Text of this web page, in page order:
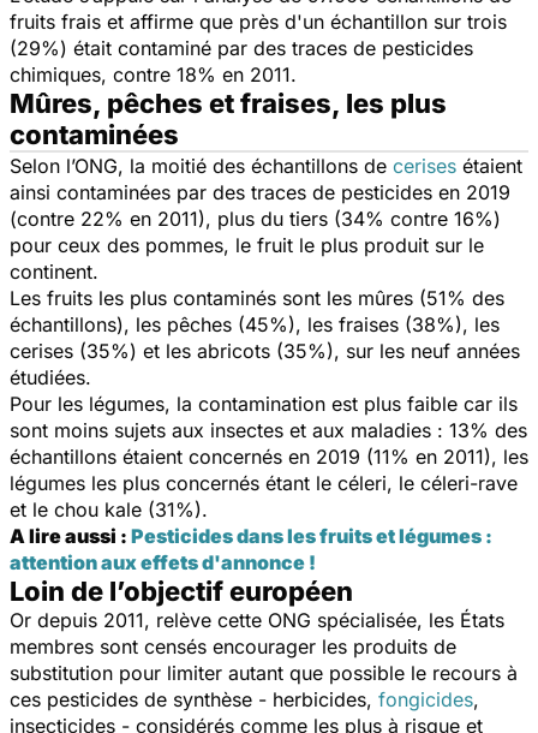
fruits frais et affirme que près d'un échantillon sur trois
(29%) était contaminé par des traces de pesticides
chimiques, contre 18% en 2011.
Mûres, pêches et fraises, les plus
contaminées
Selon l’ONG, la moitié des échantillons de cerises étaient
ainsi contaminées par des traces de pesticides en 2019
(contre 22% en 2011), plus du tiers (34% contre 16%)
pour ceux des pommes, le fruit le plus produit sur le
continent.
Les fruits les plus contaminés sont les mûres (51% des
échantillons), les pêches (45%), les fraises (38%), les
cerises (35%) et les abricots (35%), sur les neuf années
étudiées.
Pour les légumes, la contamination est plus faible car ils
sont moins sujets aux insectes et aux maladies : 13% des
échantillons étaient concernés en 2019 (11% en 2011), les
légumes les plus concernés étant le céleri, le céleri-rave
et le chou kale (31%).
A lire aussi : Pesticides dans les fruits et légumes :
attention aux effets d'annonce !
Loin de l’objectif européen
Or depuis 2011, relève cette ONG spécialisée, les États
membres sont censés encourager les produits de
substitution pour limiter autant que possible le recours à
ces pesticides de synthèse - herbicides, fongicides,
insecticides - considérés comme les plus à risque et